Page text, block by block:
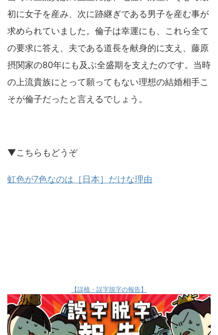
初に女子を産み、次に跡継ぎである男子を産む事が
求められていました。倫子は幸運にも、これら全て
の要求に答え、夫である道長を献身的に支え、藤原
摂関家の80年にも及ぶ全盛期を支えたのです。当時
の上流貴族にとって願ってもない理想の結婚相手こ
そが倫子だったと言えるでしょう。
▼こちらもどうぞ
虹色が7色なのは［日本］だけな理由
【誤植・誤字脱字の報告】